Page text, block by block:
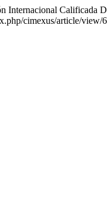
Internacional
cimexus/article/view/